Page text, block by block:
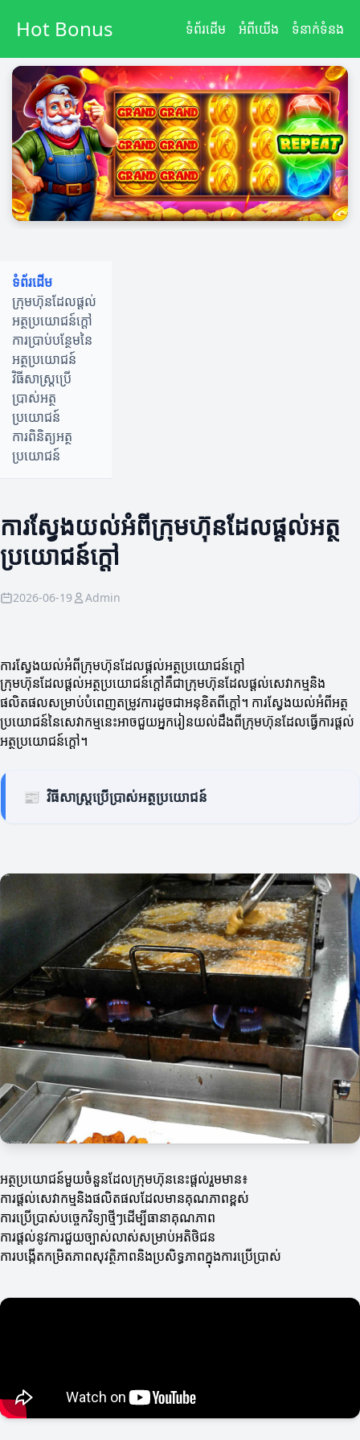
Hot Bonus ទំព័រដើម អំពី​យើង ទំនាក់ទំនង
ទំព័រដើម
ក្រុមហ៊ុនដែលផ្តល់
អត្ថប្រយោជន៍ក្តៅ
ការប្រាប់បន្ថែមនៃ
អត្ថប្រយោជន៍
វិធីសាស្ត្រប្រើ
ប្រាស់អត្ថ
ប្រយោជន៍
ការពិនិត្យអត្ថ
ប្រយោជន៍
ការស្វែងយល់អំពីក្រុមហ៊ុនដែលផ្តល់អត្ថ
ប្រយោជន៍ក្តៅ
2026-06-19 Admin
ការស្វែងយល់អំពីក្រុមហ៊ុនដែលផ្តល់អត្ថប្រយោជន៍ក្តៅ
ក្រុមហ៊ុនដែលផ្តល់អត្ថប្រយោជន៍ក្តៅគឺជាក្រុមហ៊ុនដែលផ្តល់សេវាកម្មនិង
ផលិតផលសម្រាប់បំពេញតម្រូវការដូចជាអនុខិតពីក្តៅ។ ការស្វែងយល់អំពីអត្ថ
ប្រយោជន៍នៃសេវាកម្មនេះអាចជួយអ្នករៀនយល់ដឹងពីក្រុមហ៊ុនដែលធ្វើការផ្តល់
អត្ថប្រយោជន៍ក្តៅ។
📰 វិធីសាស្ត្រប្រើប្រាស់អត្ថប្រយោជន៍
អត្ថប្រយោជន៍មួយចំនួនដែលក្រុមហ៊ុននេះផ្តល់រួមមាន៖
ការផ្តល់សេវាកម្មនិងផលិតផលដែលមានគុណភាពខ្ពស់
ការប្រើប្រាស់បច្ចេកវិទ្យាថ្មីៗដើម្បីធានាគុណភាព
ការផ្តល់នូវការជួយច្បាស់លាស់សម្រាប់អតិថិជន
ការបង្កើតកម្រិតភាពសុវត្ថិភាពនិងប្រសិទ្ធភាពក្នុងការប្រើប្រាស់